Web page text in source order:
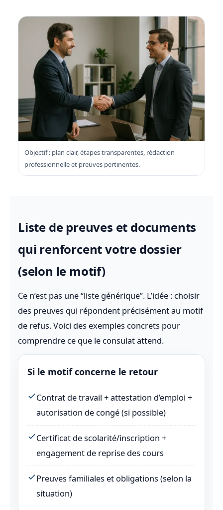
Objectif : plan clair, étapes transparentes, rédaction
professionnelle et preuves pertinentes.
Liste de preuves et documents
qui renforcent votre dossier
(selon le motif)
Ce n’est pas une “liste générique”. L’idée : choisir
des preuves qui répondent précisément au motif
de refus. Voici des exemples concrets pour
comprendre ce que le consulat attend.
Si le motif concerne le retour
Contrat de travail + attestation d’emploi +
autorisation de congé (si possible)
Certificat de scolarité/inscription +
engagement de reprise des cours
Preuves familiales et obligations (selon la
situation)